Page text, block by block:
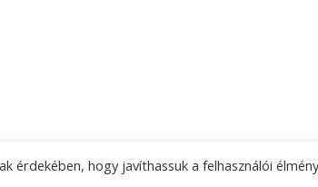
érdekében, hogy javíthassuk a felhasználói